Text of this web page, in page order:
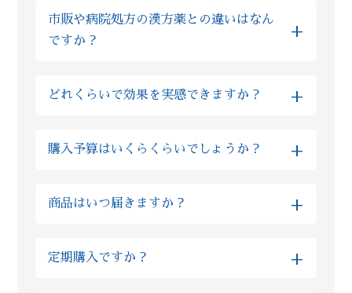
ただければ、おくすりの専門家の薬剤師が回
答しますのでご安心ください。
らのお声も多数いただいております。
程間隔を空けていただければ問題ございませ
ん。 また市販薬や病院で処方されたお薬の場
ご不安な場合は薬剤師にLINEでご相談くださ
市販や病院処方の漢方薬との違いはなん
ですか？
+
専売品を扱っており、他店やドラッグストア
た原料を使った製品となる為、市販の漢方薬
どれくらいで効果を実感できますか？ +
からの生活アドバイスを取り入れていただく
りますが、人の体の細胞が生まれ変わるまで
ります。
購入予算はいくらくらいでしょうか？ +
類によっても大きく異なるものですので、ま
はお試しのプランを、短い期間できっちり体
商品はいつ届きますか？ +
め個別にご確認ください。
定期購入ですか？ +